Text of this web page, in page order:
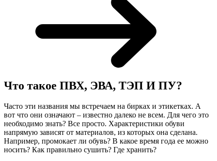
Что такое ПВХ, ЭВА, ТЭП И ПУ?
Часто эти названия мы встречаем на бирках и этикетках. А
вот что они означают – известно далеко не всем. Для чего это
необходимо знать? Все просто. Характеристики обуви
напрямую зависят от материалов, из которых она сделана.
Например, промокает ли обувь? В какое время года ее можно
носить? Как правильно сушить? Где хранить?